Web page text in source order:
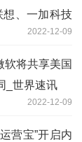
想、一加科技
2022-12-09
软将共享美国
_世界速讯
2022-12-09
营宝”开启内